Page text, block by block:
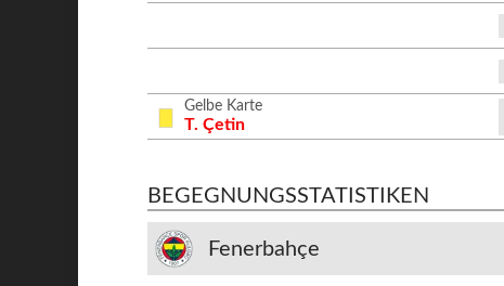
Gelbe Karte
T. Çetin
BEGEGNUNGSSTATISTIKEN
Fenerbahçe